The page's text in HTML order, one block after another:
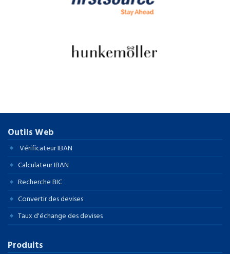
Outils Web
Vérificateur IBAN
Calculateur IBAN
Recherche BIC
Convertir des devises
Taux d'échange des devises
Produits